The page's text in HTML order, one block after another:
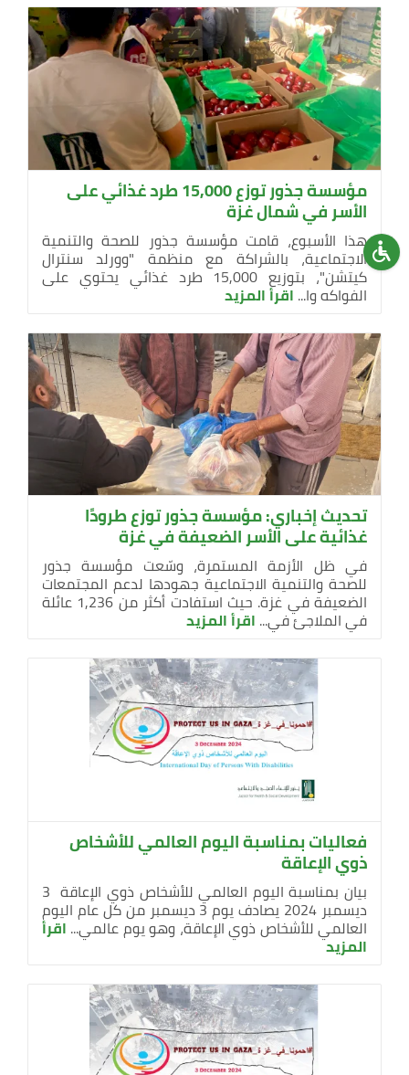
مؤسسة جذور توزع 15,000 طرد غذائي على
الأسر في شمال غزة
هذا الأسبوع، قامت مؤسسة جذور للصحة والتنمية
الاجتماعية، بالشراكة مع منظمة "وورلد سنترال
كيتشن"، بتوزيع 15,000 طرد غذائي يحتوي على
الفواكه وا... اقرأ المزيد
تحديث إخباري: مؤسسة جذور توزع طرودًا
غذائية على الأسر الضعيفة في غزة
في ظل الأزمة المستمرة، وسّعت مؤسسة جذور
للصحة والتنمية الاجتماعية جهودها لدعم المجتمعات
الضعيفة في غزة. حيث استفادت أكثر من 1,236 عائلة
في الملاجئ في... اقرأ المزيد
فعاليات بمناسبة اليوم العالمي للأشخاص
ذوي الإعاقة
بيان بمناسبة اليوم العالمي للأشخاص ذوي الإعاقة 3
ديسمبر 2024 يصادف يوم 3 ديسمبر من كل عام اليوم
العالمي للأشخاص ذوي الإعاقة، وهو يوم عالمي... اقرأ
المزيد